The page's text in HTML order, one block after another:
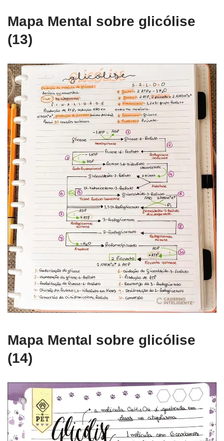
Mapa Mental sobre glicólise
(13)
Mapa Mental sobre glicólise
(14)